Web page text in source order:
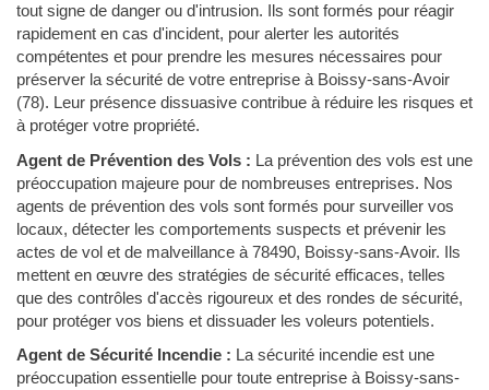
tout signe de danger ou d'intrusion. Ils sont formés pour réagir
rapidement en cas d'incident, pour alerter les autorités
compétentes et pour prendre les mesures nécessaires pour
préserver la sécurité de votre entreprise à Boissy-sans-Avoir
(78). Leur présence dissuasive contribue à réduire les risques et
à protéger votre propriété.
Agent de Prévention des Vols : La prévention des vols est une
préoccupation majeure pour de nombreuses entreprises. Nos
agents de prévention des vols sont formés pour surveiller vos
locaux, détecter les comportements suspects et prévenir les
actes de vol et de malveillance à 78490, Boissy-sans-Avoir. Ils
mettent en œuvre des stratégies de sécurité efficaces, telles
que des contrôles d'accès rigoureux et des rondes de sécurité,
pour protéger vos biens et dissuader les voleurs potentiels.
Agent de Sécurité Incendie : La sécurité incendie est une
préoccupation essentielle pour toute entreprise à Boissy-sans-